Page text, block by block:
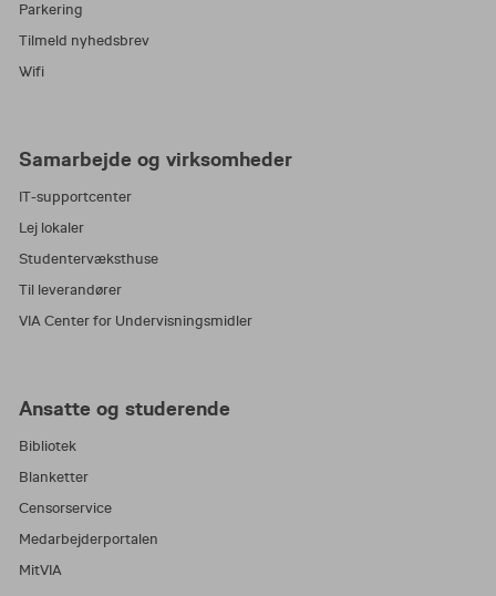
Parkering
Tilmeld nyhedsbrev
Wifi
Samarbejde og virksomheder
IT-supportcenter
Lej lokaler
Studentervæksthuse
Til leverandører
VIA Center for Undervisningsmidler
Ansatte og studerende
Bibliotek
Blanketter
Censorservice
Medarbejderportalen
MitVIA